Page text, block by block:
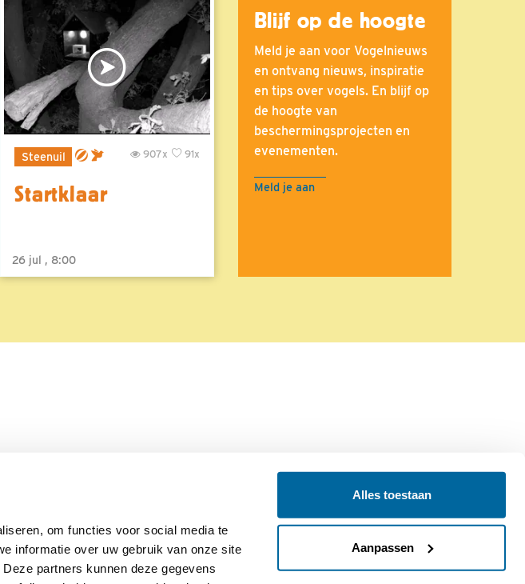
om functies voor social media te
informatie over uw gebruik van onze site
partners kunnen deze gegevens
Alles toestaan
Aanpassen
Steenuil 91x
907x
Startklaar
26 jul , 8:00
Blijf op de hoogte
Meld je aan voor Vogelnieuws
en ontvang nieuws, inspiratie
en tips over vogels. En blijf op
de hoogte van
beschermingsprojecten en
evenementen.
Meld je aan
Colofon